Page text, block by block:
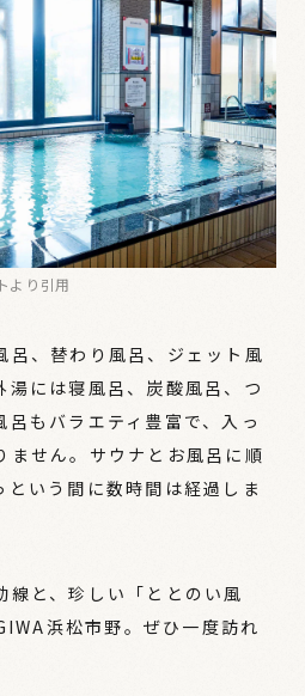
より引用
呂、替わり風呂、ジェット風
湯には寝風呂、炭酸風呂、つ
もバラエティ豊富で、入っ
ません。サウナとお風呂に順
いう間に数時間は経過しま
線と、珍しい「ととのい風
浜松市野。ぜひ一度訪れ